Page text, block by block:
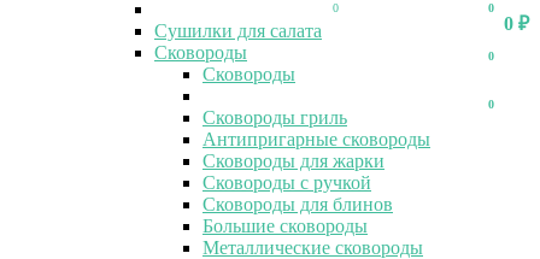
0
0 ₽
0
0
0
Сушилки для салата
Сковороды
Сковороды
Сковороды гриль
Антипригарные сковороды
Сковороды для жарки
Сковороды с ручкой
Сковороды для блинов
Большие сковороды
Металлические сковороды